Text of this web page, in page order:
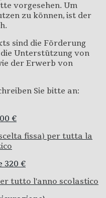
vorgesehen. Um
zu können, ist der
sind die Förderung
Unterstützung von
der Erwerb von
Sie bitte an:
€
fissa) per tutta la
320 €
tutto l'anno scolastico